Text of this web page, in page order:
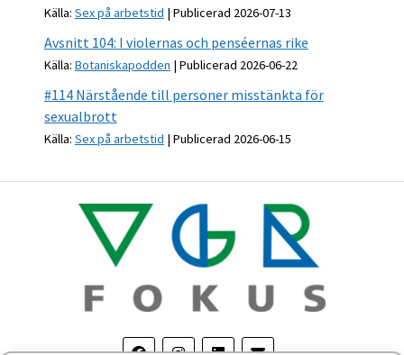
Källa: Sex på arbetstid Publicerad 2026-07-13
Avsnitt 104: I violernas och penséernas rike
Källa: Botaniskapodden Publicerad 2026-06-22
#114 Närstående till personer misstänkta för
sexualbrott
Källa: Sex på arbetstid Publicerad 2026-06-15